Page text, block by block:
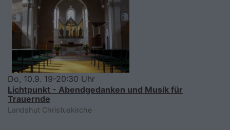
Do, 10.9. 19-20:30 Uhr
Lichtpunkt - Abendgedanken und Musik für
Trauernde
Landshut Christuskirche